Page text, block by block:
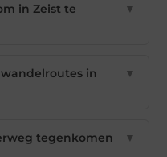
in Zeist te
▼
in
▼
tegenkomen
▼